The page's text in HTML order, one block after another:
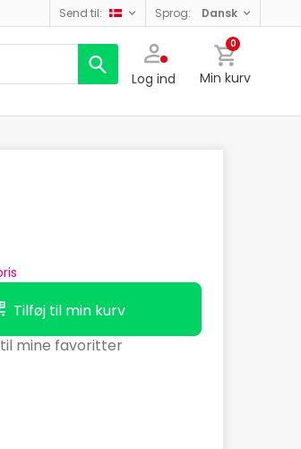
send til: sprog: dansk
Log ind
0
Min kurv
Tilføj til min kurv
mine favoritter